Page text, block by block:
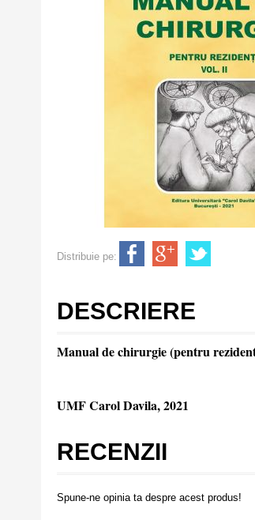
Distribuie pe:
DESCRIERE
Manual de chirurgie (pentru
UMF Carol Davila, 2021
RECENZII
Spune-ne opinia ta despre acest produs!